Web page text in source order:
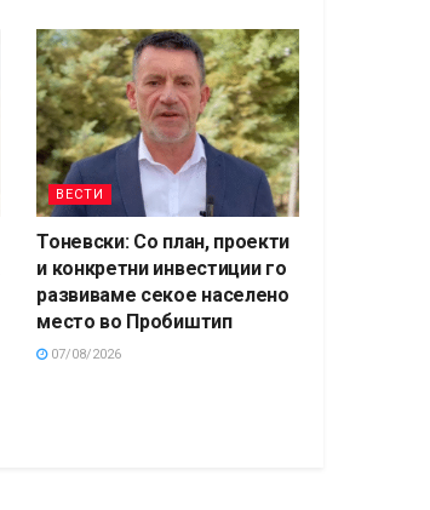
ВЕСТИ
Тоневски: Со план, проекти
и конкретни инвестиции го
развиваме секое населено
место во Пробиштип
07/08/2026